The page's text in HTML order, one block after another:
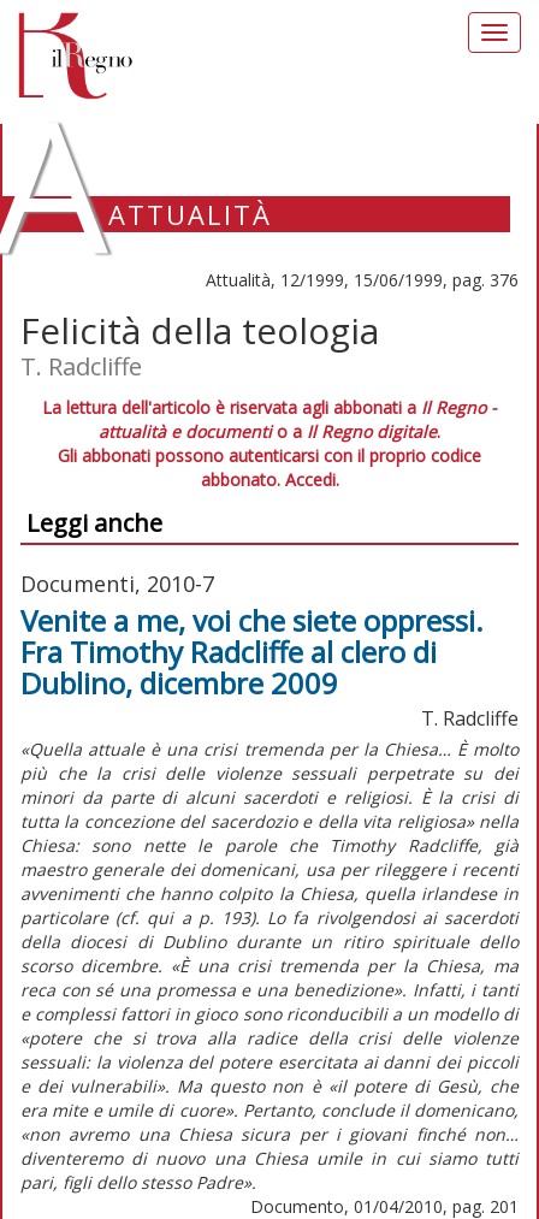
ATTUALITÀ
Attualità, 12/1999, 15/06/1999, pag. 376
Felicità della teologia
T. Radcliffe
La lettura dell'articolo è riservata agli abbonati a Il Regno -
attualità e documentio a Il Regno digitale.
Gli abbonati possono autenticarsi con il proprio codice
abbonato. Accedi.
Leggi anche
Documenti, 2010-7
Venite a me, voi che siete oppressi.
Fra Timothy Radcliffe al clero di
Dublino, dicembre 2009
T. Radcliffe
«Quella attuale è una crisi tremenda per la Chiesa… È molto
più che la crisi delle violenze sessuali perpetrate su dei
minori da parte di alcuni sacerdoti e religiosi. È la crisi di
tutta la concezione del sacerdozio e della vita religiosa» nella
Chiesa: sono nette le parole che Timothy Radcliffe, già
maestro generale dei domenicani, usa per rileggere i recenti
avvenimenti che hanno colpito la Chiesa, quella irlandese in
particolare (cf. qui a p. 193). Lo fa rivolgendosi ai sacerdoti
della diocesi di Dublino durante un ritiro spirituale dello
scorso dicembre. «È una crisi tremenda per la Chiesa, ma
reca con sé una promessa e una benedizione». Infatti, i tanti
e complessi fattori in gioco sono riconducibili a un modello di
«potere che si trova alla radice della crisi delle violenze
sessuali: la violenza del potere esercitata ai danni dei piccoli
e dei vulnerabili». Ma questo non è «il potere di Gesù, che
era mite e umile di cuore». Pertanto, conclude il domenicano,
«non avremo una Chiesa sicura per i giovani finché non…
diventeremo di nuovo una Chiesa umile in cui siamo tutti
pari, figli dello stesso Padre».
Documento, 01/04/2010, pag. 201